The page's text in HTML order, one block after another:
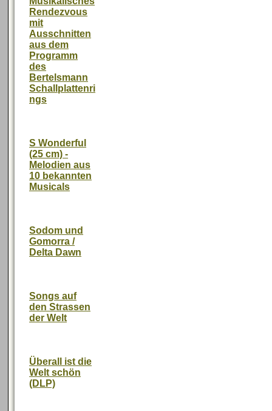
Rendezvous
mit
Ausschnitten
aus dem
Programm
des
Bertelsmann
Schallplattenri
ngs
S Wonderful
(25 cm) -
Melodien aus
10 bekannten
Musicals
Sodom und
Gomorra /
Delta Dawn
Songs auf
den Strassen
der Welt
Überall ist die
Welt schön
(DLP)